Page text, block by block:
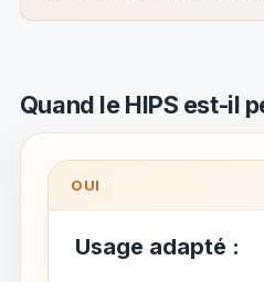
Quand le HIPS est-il
OUI
Usage adapté :